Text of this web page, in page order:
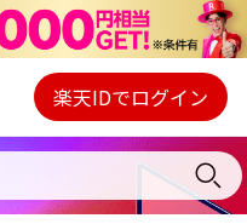
Webプレイヤー
ご契約内容の確認・変更
楽天IDでログイン